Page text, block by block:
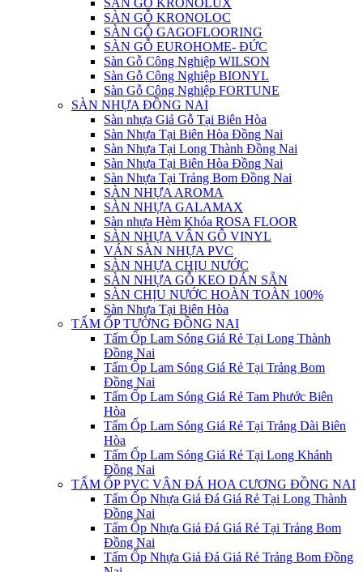
SÀN GỖ KRONOLUX
SÀN GỖ KRONOLOC
SÀN GỖ GAGOFLOORING
SÀN GỖ EUROHOME- ĐỨC
Sàn Gỗ Công Nghiệp WILSON
Sàn Gỗ Công Nghiệp BIONYL
Sàn Gỗ Công Nghiệp FORTUNE
SÀN NHỰA ĐỒNG NAI
Sàn nhựa Giả Gỗ Tại Biên Hòa
Sàn Nhựa Tại Biên Hòa Đồng Nai
Sàn Nhựa Tại Long Thành Đồng Nai
Sàn Nhựa Tại Biên Hòa Đồng Nai
Sàn Nhựa Tại Trảng Bom Đồng Nai
SÀN NHỰA AROMA
SÀN NHỰA GALAMAX
Sàn nhựa Hèm Khóa ROSA FLOOR
SÀN NHỰA VÂN GỖ VINYL
VÁN SÀN NHỰA PVC
SÀN NHỰA CHỊU NƯỚC
SÀN NHỰA GỖ KEO DÁN SẴN
SÀN CHỊU NƯỚC HOÀN TOÀN 100%
Sàn Nhựa Tại Biên Hòa
TẤM ỐP TƯỜNG ĐỒNG NAI
Tấm Ốp Lam Sóng Giá Rẻ Tại Long Thành
Đồng Nai
Tấm Ốp Lam Sóng Giá Rẻ Tại Trảng Bom
Đồng Nai
Tấm Ốp Lam Sóng Giá Rẻ Tam Phước Biên
Hòa
Tấm Ốp Lam Sóng Giá Rẻ Tại Trảng Dài Biên
Hòa
Tấm Ốp Lam Sóng Giá Rẻ Tại Long Khánh
Đồng Nai
TẤM ỐP PVC VÂN ĐÁ HOA CƯƠNG ĐỒNG NAI
Tấm Ốp Nhựa Giả Đá Giá Rẻ Tại Long Thành
Đồng Nai
Tấm Ốp Nhựa Giả Đá Giá Rẻ Tại Trảng Bom
Đồng Nai
Tấm Ốp Nhựa Giả Đá Giá Rẻ Trảng Bom Đồng